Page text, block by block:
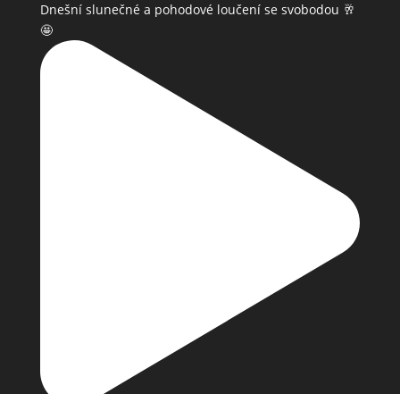
Dnešní slunečné a pohodové loučení se svobodou 🥂
🤩